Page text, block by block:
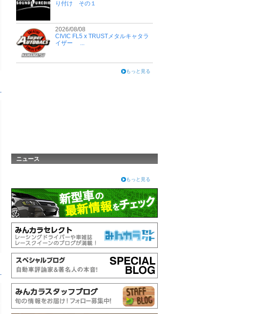
り付け その１
2026/08/08
CIVIC FL5 x TRUSTメタルキャタラ
イザー ...
もっと見る
ニュース
もっと見る